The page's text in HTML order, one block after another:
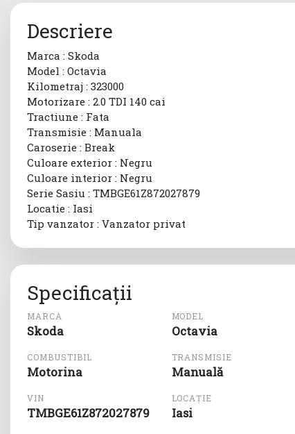
Descriere
Marca : Skoda
Model : Octavia
Kilometraj : 323000
Motorizare : 2.0 TDI 140 cai
Tractiune : Fata
Transmisie : Manuala
Caroserie : Break
Culoare exterior : Negru
Culoare interior : Negru
Serie Sasiu : TMBGE61Z872027879
Locatie : Iasi
Tip vanzator : Vanzator privat
Specificații
MARCA
Skoda
MODEL
Octavia
COMBUSTIBIL
Motorina
TRANSMISIE
Manuală
VIN
TMBGE61Z872027879
LOCAȚIE
Iasi